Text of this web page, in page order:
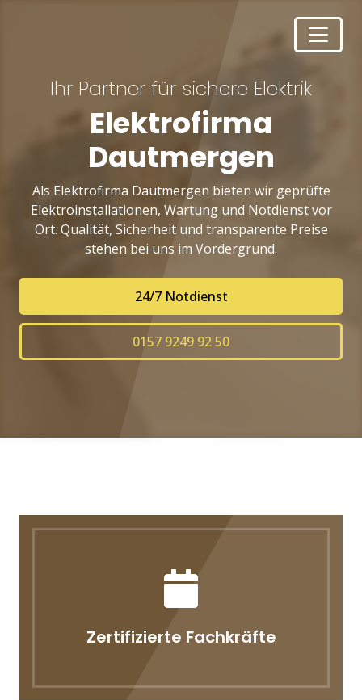
Ihr Partner für sichere Elektrik
Elektrofirma
Dautmergen
Als Elektrofirma Dautmergen bieten wir geprüfte
Elektroinstallationen, Wartung und Notdienst vor
Ort. Qualität, Sicherheit und transparente Preise
stehen bei uns im Vordergrund.
24/7 Notdienst
0157 9249 92 50
Zertifizierte Fachkräfte